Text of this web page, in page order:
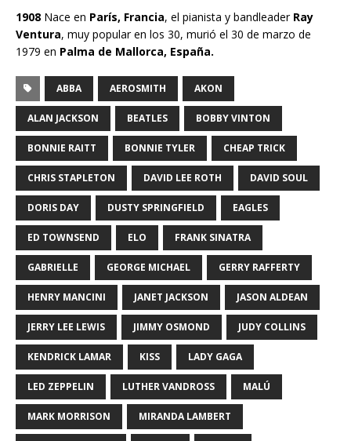
1908 Nace en París, Francia, el pianista y bandleader Ray
Ventura, muy popular en los 30, murió el 30 de marzo de
1979 en Palma de Mallorca, España.
ABBA AEROSMITH AKON
ALAN JACKSON BEATLES BOBBY VINTON
BONNIE RAITT BONNIE TYLER CHEAP TRICK
CHRIS STAPLETON DAVID LEE ROTH DAVID SOUL
DORIS DAY DUSTY SPRINGFIELD EAGLES
ED TOWNSEND ELO FRANK SINATRA
GABRIELLE GEORGE MICHAEL GERRY RAFFERTY
HENRY MANCINI JANET JACKSON JASON ALDEAN
JERRY LEE LEWIS JIMMY OSMOND JUDY COLLINS
KENDRICK LAMAR KISS LADY GAGA
LED ZEPPELIN LUTHER VANDROSS MALÚ
MARK MORRISON MIRANDA LAMBERT